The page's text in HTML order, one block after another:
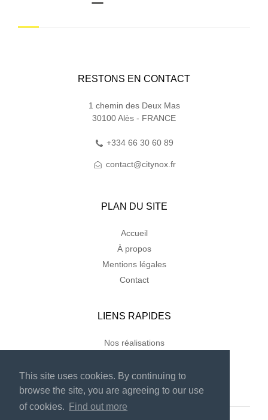
This site uses cookies. By continuing to
browse the site, you are agreeing to our use
of cookies.
Find out more
RESTONS EN CONTACT
1 chemin des Deux Mas
30100 Alès - FRANCE
+334 66 30 60 89
contact@citynox.fr
PLAN DU SITE
Accueil
À propos
Mentions légales
Contact
LIENS RAPIDES
Nos réalisations